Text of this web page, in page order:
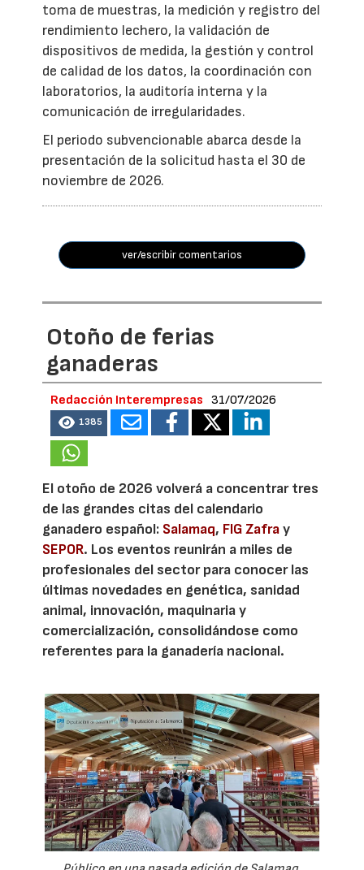
toma de muestras, la medición y registro del
rendimiento lechero, la validación de
dispositivos de medida, la gestión y control
de calidad de los datos, la coordinación con
laboratorios, la auditoría interna y la
comunicación de irregularidades.
El periodo subvencionable abarca desde la
presentación de la solicitud hasta el 30 de
noviembre de 2026.
ver/escribir comentarios
Otoño de ferias
ganaderas
Redacción Interempresas 31/07/2026
1385
El otoño de 2026 volverá a concentrar tres
de las grandes citas del calendario
ganadero español: Salamaq, FIG Zafray
SEPOR. Los eventos reunirán a miles de
profesionales del sector para conocer las
últimas novedades en genética, sanidad
animal, innovación, maquinaria y
comercialización, consolidándose como
referentes para la ganadería nacional.